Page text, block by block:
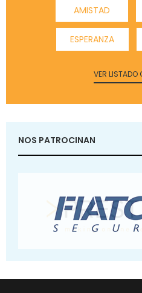
AMISTAD
ESPERANZA
VER LISTADO
NOS PATROCINAN